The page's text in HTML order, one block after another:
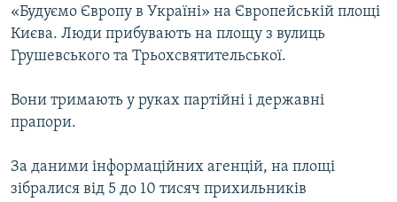
Усі сайти RFE/RL
«Будуємо Європу в Україні» на Європейській площі
Києва. Люди прибувають на площу з вулиць
Грушевського та Трьохсвятительської.
Вони тримають у руках партійні і державні
прапори.
За даними інформаційних агенцій, на площі
зібралися від 5 до 10 тисяч прихильників